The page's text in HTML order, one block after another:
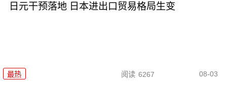
日元干预落地 日本进出口贸易格局生变
最热 阅读 6267 08-03